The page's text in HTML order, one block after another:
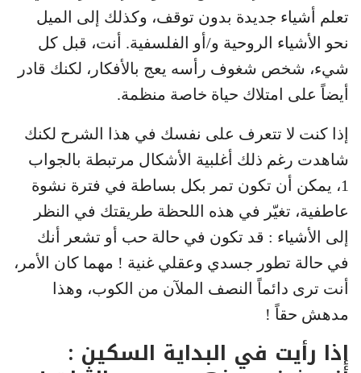
تعلم أشياء جديدة بدون توقف، وكذلك إلى الميل
نحو الأشياء الروحية و/أو الفلسفية. أنت، قبل كل
شيء، شخص شغوف رأسه يعج بالأفكار، لكنك قادر
أيضاً على امتلاك حياة خاصة منظمة.
إذا كنت لا تتعرف على نفسك في هذا الشرح لكنك
شاهدت رغم ذلك أغلبية الأشكال مرتبطة بالجواب
1، يمكن أن تكون تمر بكل بساطة في فترة نشوة
عاطفية، تغيّر في هذه اللحظة طريقتك في النظر
إلى الأشياء : قد تكون في حالة حب أو تشعر أنك
في حالة تطور جسدي وعقلي غنية ! مهما كان الأمر،
أنت ترى دائماً النصف الملآن من الكوب، وهذا
مدهش حقاً !
إذا رأيت في البداية السكين :